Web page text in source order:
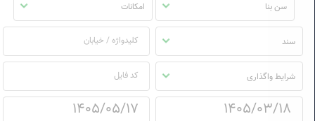
سن بنا امکانات
سند
شرایط واگذاری